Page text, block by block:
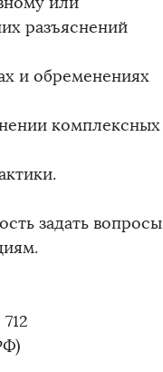
разъяснений
и обременениях
комплексных
задать вопросы